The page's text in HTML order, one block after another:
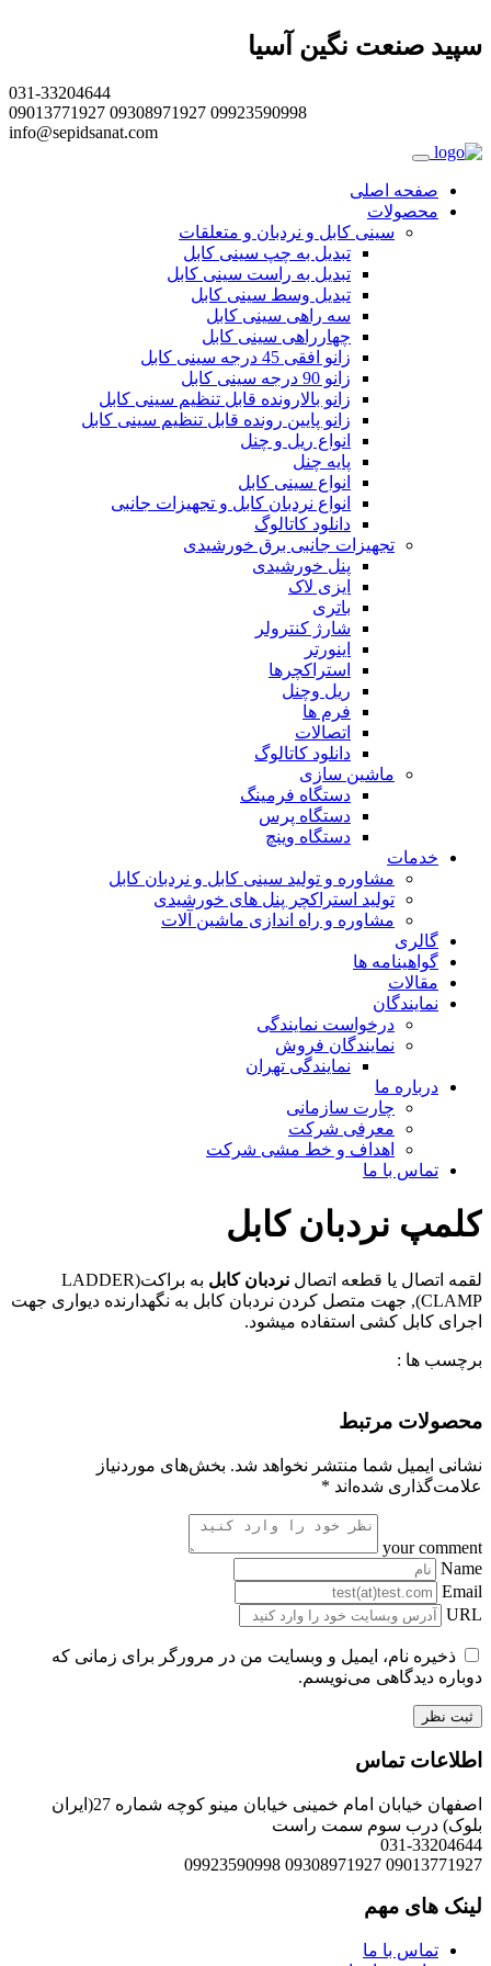
سپید صنعت نگین آسیا
031-33204644
09013771927 09308971927 09923590998
info@sepidsanat.com
صفحه اصلی
محصولات
سینی کابل و نردبان و متعلقات
تبدیل به چپ سینی کابل
تبدیل به راست سینی کابل
تبدیل وسط سینی کابل
سه راهی سینی کابل
چهارراهی سینی کابل
زانو افقی 45 درجه سینی کابل
زانو 90 درجه سینی کابل
زانو بالارونده قابل تنظیم سینی کابل
زانو پایین رونده قابل تنظیم سینی کابل
انواع ریل و چنل
پایه چنل
انواع سینی کابل
انواع نردبان کابل و تجهیزات جانبی
دانلود کاتالوگ
تجهیزات جانبی برق خورشیدی
پنل خورشیدی
ایزی لاک
باتری
شارژ کنترولر
اینورتر
استراکچرها
ریل وچنل
فرم ها
اتصالات
دانلود کاتالوگ
ماشین سازی
دستگاه فرمینگ
دستگاه پرس
دستگاه وینچ
خدمات
مشاوره و تولید سینی کابل و نردبان کابل
تولید استراکچر پنل های خورشیدی
مشاوره و راه اندازی ماشین آلات
گالری
گواهینامه ها
مقالات
نمایندگان
درخواست نمایندگی
نمایندگان فروش
نمایندگی تهران
درباره ما
چارت سازمانی
معرفی شرکت
اهداف و خط مشی شرکت
تماس با ما
کلمپ نردبان کابل
لقمه اتصال یا قطعه اتصال نردبان کابل
به براکت(LADDER
CLAMP), جهت متصل کردن نردبان کابل به نگهدارنده دیواری جهت
اجرای کابل کشی استفاده میشود.
برچسب ها :
محصولات مرتبط
نشانی ایمیل شما منتشر نخواهد شد. بخش‌های موردنیاز
علامت‌گذاری شده‌اند *
your comment
Name
Email
URL
ذخیره نام، ایمیل و وبسایت من در مرورگر برای زمانی که
دوباره دیدگاهی می‌نویسم.
اطلاعات تماس
اصفهان خیابان امام خمینی خیابان مینو کوچه شماره 27(ایران
بلوک) درب سوم سمت راست
031-33204644
09013771927 09308971927 09923590998
لینک های مهم
تماس با ما